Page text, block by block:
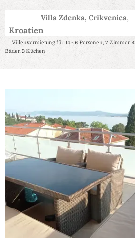
Villa Zdenka, Crikvenica,
Kroatien
Objektidentifikator:
aa64dc9a-f4e6-4aa5-888e-763c0af5b17e
Villenvermietung für 14 -16 Personen, 7 Zimmer, 4
Bäder, 3 Küchen